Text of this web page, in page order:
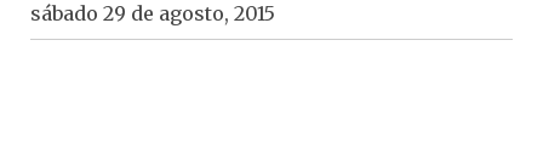
sábado 29 de agosto, 2015